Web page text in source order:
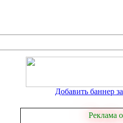
Добавить баннер
Реклама